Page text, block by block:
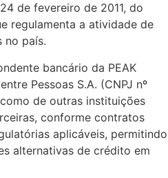
de fevereiro de 2011, do
regulamenta a atividade de
no país.
bancário da PEAK
Pessoas S.A. (CNPJ nº
de outras instituições
conforme contratos
aplicáveis, permitindo
alternativas de crédito em